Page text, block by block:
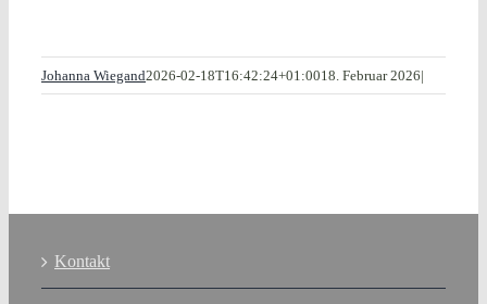
Johanna Wiegand2026-02-18T16:42:24+01:0018. Februar 2026|
Kontakt